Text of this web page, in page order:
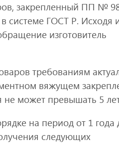
закрепленный ПП №
системе ГОСТ Р. Исходя
изготовитель
требованиям
вяжущем
не может превышать 5
на период от 1 года
следующих